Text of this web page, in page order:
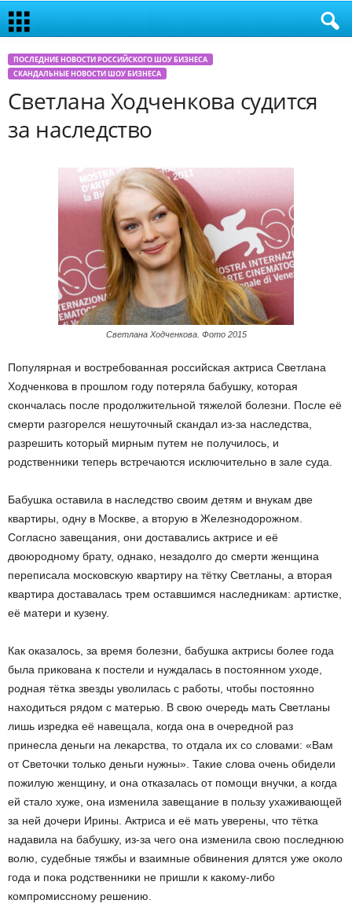
ПОСЛЕДНИЕ НОВОСТИ РОССИЙСКОГО ШОУ БИЗНЕСА
СКАНДАЛЬНЫЕ НОВОСТИ ШОУ БИЗНЕСА
Светлана Ходченкова судится
за наследство
Светлана Ходченкова. Фото 2015
Популярная и востребованная российская актриса Светлана
Ходченкова в прошлом году потеряла бабушку, которая
скончалась после продолжительной тяжелой болезни. После её
смерти разгорелся нешуточный скандал из-за наследства,
разрешить который мирным путем не получилось, и
родственники теперь встречаются исключительно в зале суда.
Бабушка оставила в наследство своим детям и внукам две
квартиры, одну в Москве, а вторую в Железнодорожном.
Согласно завещания, они доставались актрисе и её
двоюродному брату, однако, незадолго до смерти женщина
переписала московскую квартиру на тётку Светланы, а вторая
квартира доставалась трем оставшимся наследникам: артистке,
её матери и кузену.
Как оказалось, за время болезни, бабушка актрисы более года
была прикована к постели и нуждалась в постоянном уходе,
родная тётка звезды уволилась с работы, чтобы постоянно
находиться рядом с матерью. В свою очередь мать Светланы
лишь изредка её навещала, когда она в очередной раз
принесла деньги на лекарства, то отдала их со словами: «Вам
от Светочки только деньги нужны». Такие слова очень обидели
пожилую женщину, и она отказалась от помощи внучки, а когда
ей стало хуже, она изменила завещание в пользу ухаживающей
за ней дочери Ирины. Актриса и её мать уверены, что тётка
надавила на бабушку, из-за чего она изменила свою последнюю
волю, судебные тяжбы и взаимные обвинения длятся уже около
года и пока родственники не пришли к какому-либо
компромиссному решению.